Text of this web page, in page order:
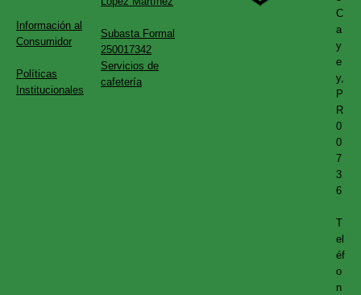
Información al
Consumidor
Políticas
Institucionales
Subasta Formal
250017342
Servicios de
cafetería
C
a
y
e
y,
P
R
0
0
7
3
6
T
el
éf
o
n